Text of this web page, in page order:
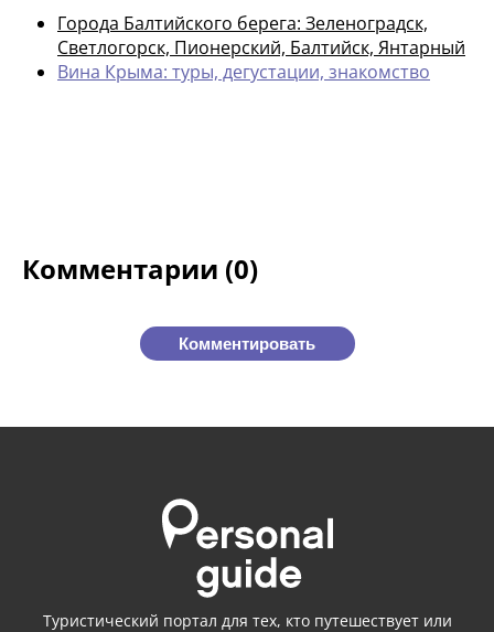
Города Балтийского берега: Зеленоградск,
Светлогорск, Пионерский, Балтийск, Янтарный
Вина Крыма: туры, дегустации, знакомство
Комментарии (0)
Комментировать
Туристический портал для тех, кто путешествует или